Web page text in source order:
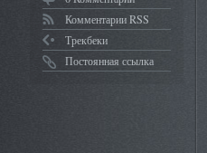
Комментарии RSS
Трекбеки
Постоянная ссылка